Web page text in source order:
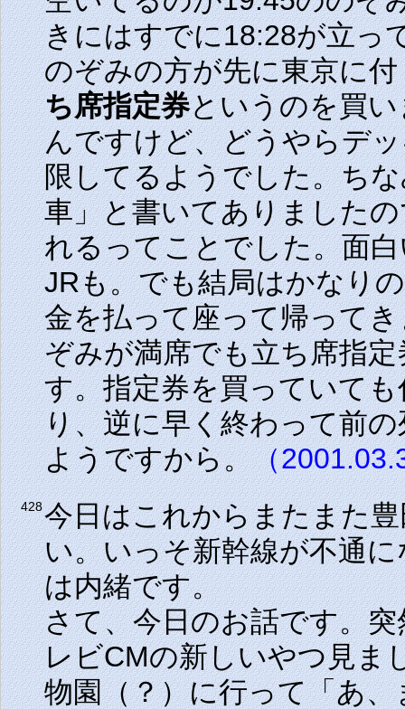
きにはすでに18:28が立っ
のぞみの方が先に東京に
ち席指定券というのを買
んですけど、どうやらデ
限してるようでした。ち
車」と書いてありました
れるってことでした。面
JRも。でも結局はかなり
金を払って座って帰って
ぞみが満席でも立ち席指
す。指定券を買っていて
り、逆に早く終わって前
ようですから。（
428今日はこれからまたまた
い。いっそ新幹線が不通
は内緒です。
さて、今日のお話です。
レビCMの新しいやつ見ま
物園（？）に行って「あ